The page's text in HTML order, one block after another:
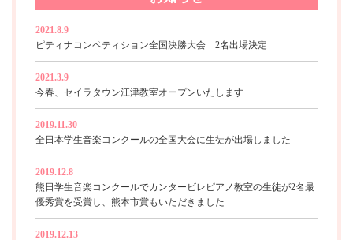
2021.8.9
ピティナコンペティション全国決勝大会 2名出場決定
2021.3.9
今春、セイラタウン江津教室オープンいたします
2019.11.30
全日本学生音楽コンクールの全国大会に生徒が出場しました
2019.12.8
熊日学生音楽コンクールでカンタービレピアノ教室の生徒が2名最
優秀賞を受賞し、熊本市賞もいただきました
2019.12.13